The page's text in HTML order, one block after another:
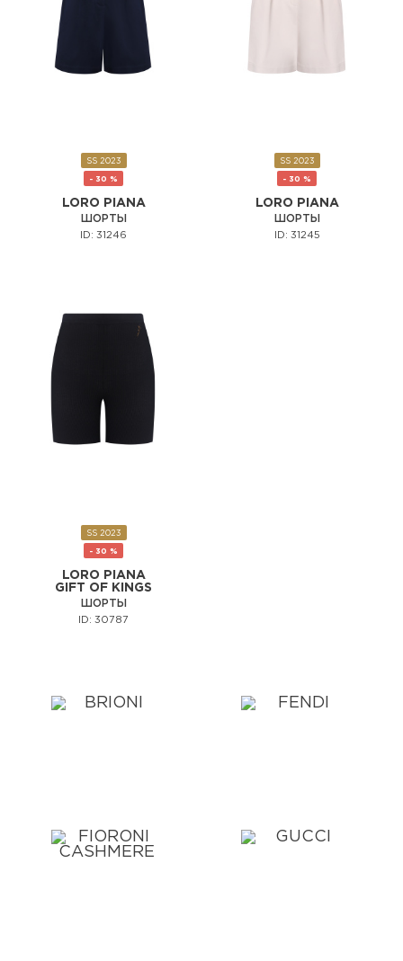
SS 2023
- 30 %
LORO PIANA
ШОРТЫ
ID: 31246
SS 2023
- 30 %
LORO PIANA
ШОРТЫ
ID: 31245
SS 2023
- 30 %
LORO PIANA
GIFT OF KINGS
ШОРТЫ
ID: 30787